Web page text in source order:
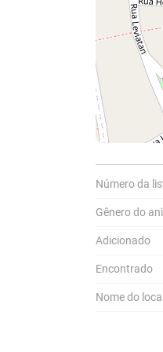
Número da
Gênero do
Adicionado
Encontrado
Nome do